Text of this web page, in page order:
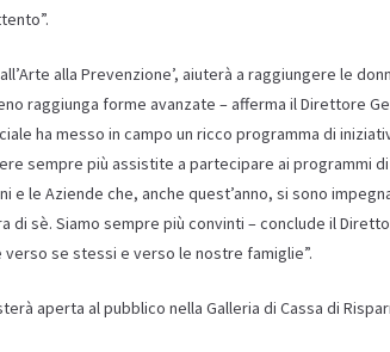
alla Prevenzione’, aiuterà a raggiungere le
raggiunga forme avanzate – afferma il Direttore
ha messo in campo un ricco programma di
sempre più assistite a partecipare ai programmi
e le Aziende che, anche quest’anno, si sono
di sè. Siamo sempre più convinti – conclude il
verso se stessi e verso le nostre famiglie”.
aperta al pubblico nella Galleria di Cassa di